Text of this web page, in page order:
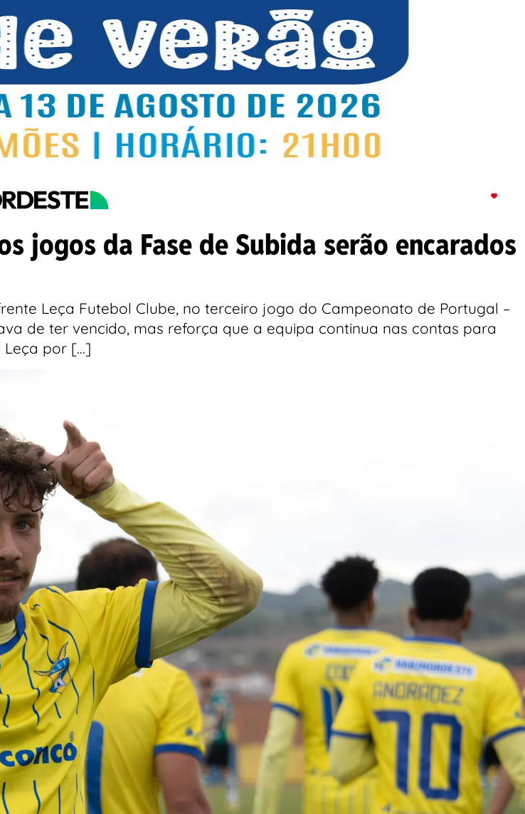
jogos da Fase de Subida serão encarados
Leça Futebol Clube, no terceiro jogo do Campeonato de Portugal –
de ter vencido, mas reforça que a equipa continua nas contas para
Leça por […]